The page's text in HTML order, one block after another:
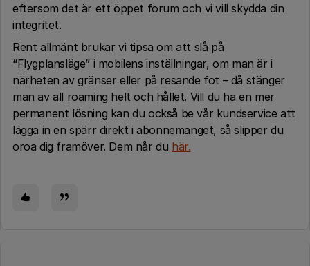
eftersom det är ett öppet forum och vi vill skydda din
integritet.
Rent allmänt brukar vi tipsa om att slå på
“Flygplansläge” i mobilens inställningar, om man är i
närheten av gränser eller på resande fot – då stänger
man av all roaming helt och hållet. Vill du ha en mer
permanent lösning kan du också be vår kundservice att
lägga in en spärr direkt i abonnemanget, så slipper du
oroa dig framöver. Dem når du här.